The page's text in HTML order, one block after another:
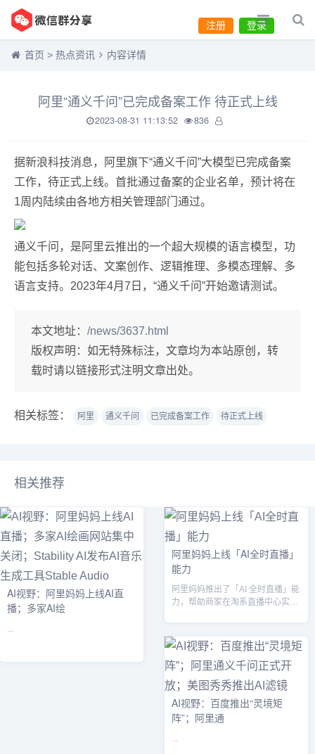
登录
注册
首页 > 热点资讯 内容详情
阿里“通义千问”已完成备案工作 待正式上线
2023-08-31 11:13:52 836
据新浪科技消息，阿里旗下“通义千问”大模型已完成备案
工作，待正式上线。首批通过备案的企业名单，预计将在
1周内陆续由各地方相关管理部门通过。
通义千问，是阿里云推出的一个超大规模的语言模型，功
能包括多轮对话、文案创作、逻辑推理、多模态理解、多
语言支持。2023年4月7日，“通义千问”开始邀请测试。
本文地址： /news/3637.html
版权声明： 如无特殊标注，文章均为本站原创，转
载时请以链接形式注明文章出处。
相关标签： 阿里 通义千问 已完成备案工作 待正式上线
相关推荐
AI视野：阿里妈妈上线AI直
播；多家AI绘
...
阿里妈妈上线「AI全时直播」
能力
阿里妈妈推出了「AI 全时直播」能
力，帮助商家在淘系直播中心实现
AI视野：百度推出“灵境矩
阵”；阿里通
...